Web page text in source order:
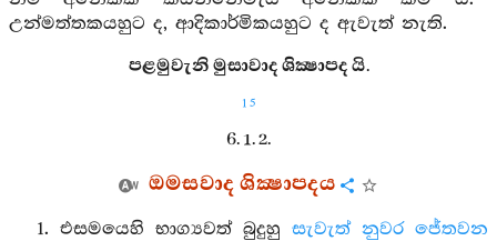
උන්මත්තකයහුට ද, ආදිකාර්මිකයහුට ද ඇවැත් නැති.
පළමුවැනි මුසාවාද ශික්‍ෂාපද යි.
15
6. 1. 2.
ඔමසවාද ශික්‍ෂාපදය
1. එසමයෙහි භාග්‍යවත් බුදුහු සැවැත් නුවර ජේතවන